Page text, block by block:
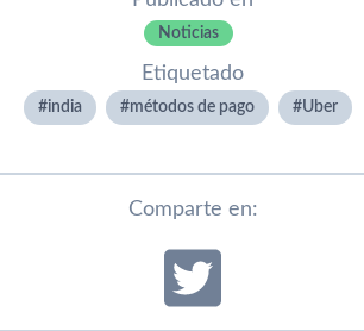
Noticias
Etiquetado
india métodos de pago Uber
Comparte en: